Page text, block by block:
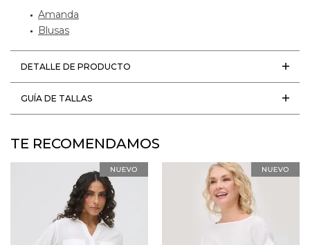
Amanda
Blusas
DETALLE DE PRODUCTO
GUÍA DE TALLAS
TE RECOMENDAMOS